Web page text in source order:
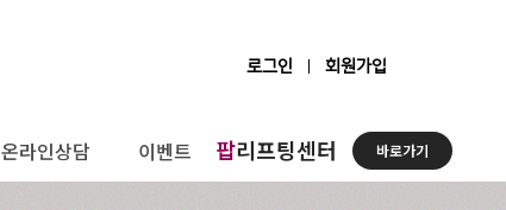
로그인 회원가입
온라인상담 이벤트 팝리프팅센터 바로가기